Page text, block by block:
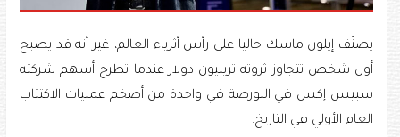
يصنّف إيلون ماسك حاليا على رأس أثرياء العالم، غير أنه قد يصبح
أول شخص تتجاوز ثروته تريليون دولار عندما تطرح أسهم شركته
سبيس إكس في البورصة في واحدة من أضخم عمليات الاكتتاب
العام الأولي في التاريخ.